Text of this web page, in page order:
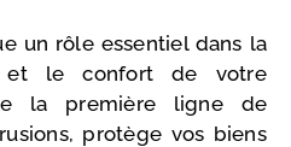
un rôle essentiel dans la
et le confort de votre
la première ligne de
protège vos biens